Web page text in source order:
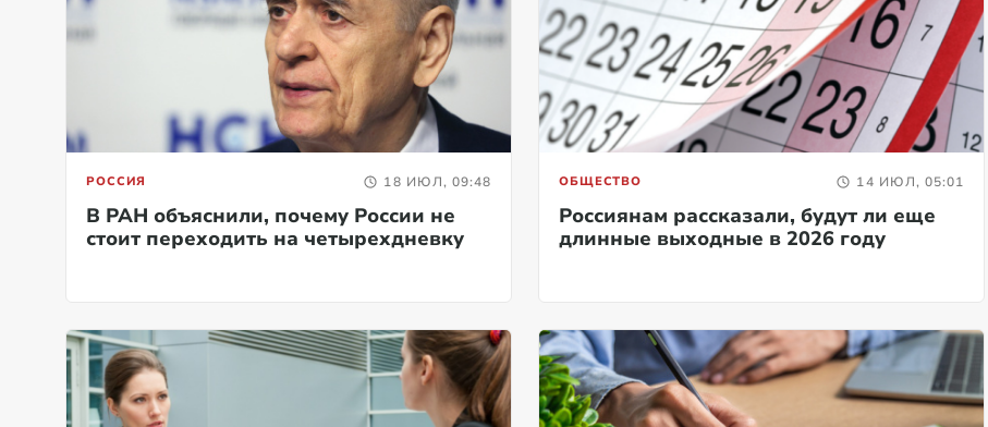
РОССИЯ 18 ИЮЛ, 09:48
В РАН объяснили, почему России не
стоит переходить на четырехдневку
ОБЩЕСТВО 14 ИЮЛ, 05:01
Россиянам рассказали, будут ли еще
длинные выходные в 2026 году